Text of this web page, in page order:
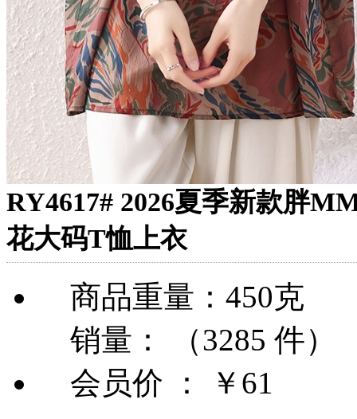
RY4617# 2026夏季新款胖
花大码T恤上衣
商品重量：450克
销量： （3285 件）
会员价 ：
￥61